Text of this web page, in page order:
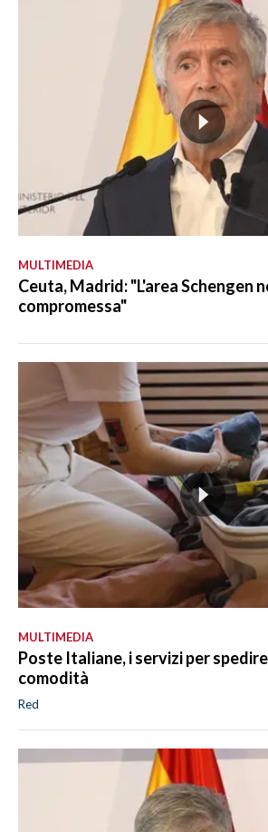
MULTIMEDIA
Ceuta, Madrid: "L'area Schengen
compromessa"
MULTIMEDIA
Poste Italiane, i servizi per
comodità
Red